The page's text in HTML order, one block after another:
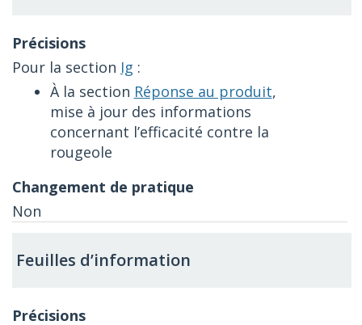
Pour la section Ig :
À la section Réponse au produit,
mise à jour des informations
concernant l’efficacité contre la
rougeole
Non
Feuilles d’information